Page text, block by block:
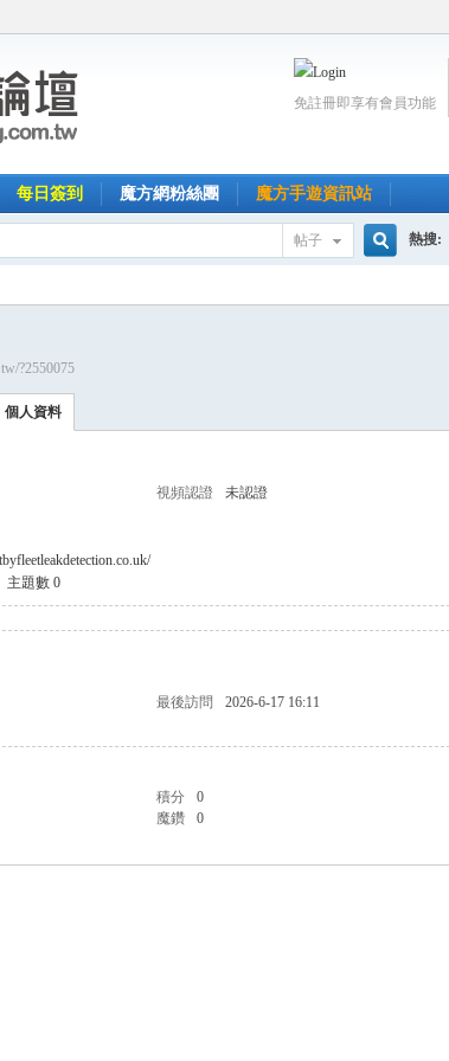
免註冊即享有會員功能
每日簽到 魔方網粉絲團 魔方手遊資訊站
帖子 熱搜:
?2550075
個人資料
視頻認證 未認證
主題數 0
最後訪問 2026-6-17 16:11
積分 0
魔鑽 0